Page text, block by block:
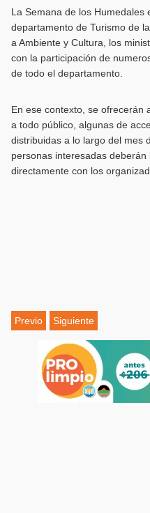
La Semana de los Humedales
departamento de Turismo de
a Ambiente y Cultura, los
con la participación de
de todo el departamento.
En ese contexto, se ofrecerán
a todo público, algunas de
distribuidas a lo largo del mes
personas interesadas
directamente con los
Previo Siguiente